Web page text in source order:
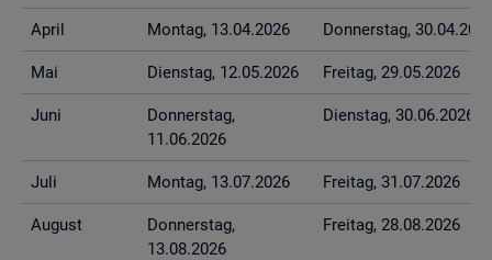
April Mon­tag, 13.04.2026 Don­ners­tag,
Mai Diens­tag, 12.05.2026 Frei­tag, 29.05.2026
Juni
Don­ners­tag,
11.06.2026
Diens­tag, 30.06.2026
Juli Mon­tag, 13.07.2026 Frei­tag, 31.07.2026
Au­gust
Don­ners­tag,
13.08.2026
Frei­tag, 28.08.2026